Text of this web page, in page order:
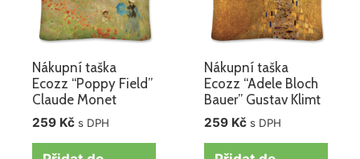
Nákupní taška
Ecozz “Poppy Field”
Claude Monet
259 Kč s DPH
Nákupní taška
Ecozz “Adele Bloch
Bauer” Gustav Klimt
259 Kč s DPH